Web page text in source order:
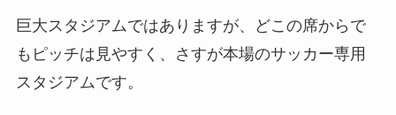
巨大スタジアムではありますが、どこの席からで
もピッチは見やすく、さすが本場のサッカー専用
スタジアムです。